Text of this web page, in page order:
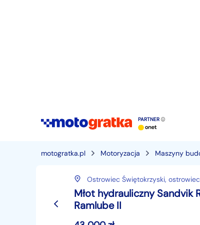
PARTNER
motogratka.pl Motoryzacja Maszyny
Ostrowiec Świętokrzyski,
Młot hydrauliczny Sandvik
Ramlube II